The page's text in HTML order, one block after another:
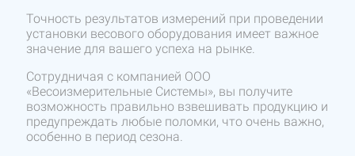
Точность результатов измерений при проведении
установки весового оборудования имеет важное
значение для вашего успеха на рынке.
Сотрудничая с компанией ООО
«Весоизмерительные Системы», вы получите
возможность правильно взвешивать продукцию и
предупреждать любые поломки, что очень важно,
особенно в период сезона.